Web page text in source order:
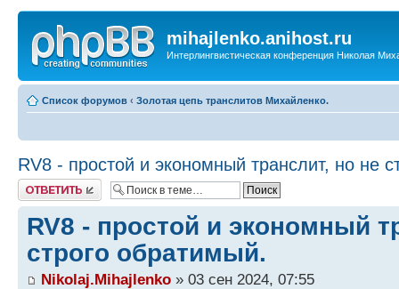
mihajlenko.anihost.ru
Интерлингвистическая конференция Николая
Список форумов ‹ Золотая цепь транслитов Михайленко.
RV8 - простой и экономный транслит, но не
Ответить
RV8 - простой и экономный
строго обратимый.
Nikolaj.Mihajlenko » 03 сен 2024, 07:55